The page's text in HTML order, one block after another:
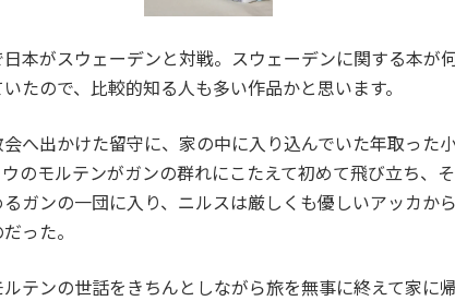
本がスウェーデンと対戦。スウェーデンに関する本が
たので、比較的知る人も多い作品かと思います。
出かけた留守に、家の中に入り込んでいた年取った
のモルテンがガンの群れにこたえて初めて飛び立ち、
ガンの一団に入り、ニルスは厳しくも優しいアッカか
った。
テンの世話をきちんとしながら旅を無事に終えて家に